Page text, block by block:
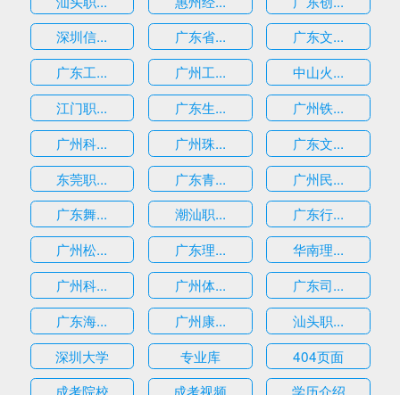
深圳信...
广东省...
广东文...
广东工...
广州工...
中山火...
江门职...
广东生...
广州铁...
广州科...
广州珠...
广东文...
东莞职...
广东青...
广州民...
广东舞...
潮汕职...
广东行...
广州松...
广东理...
华南理...
广州科...
广州体...
广东司...
广东海...
广州康...
汕头职...
深圳大学
专业库
404页面
成考院校
成考视频 学历介绍